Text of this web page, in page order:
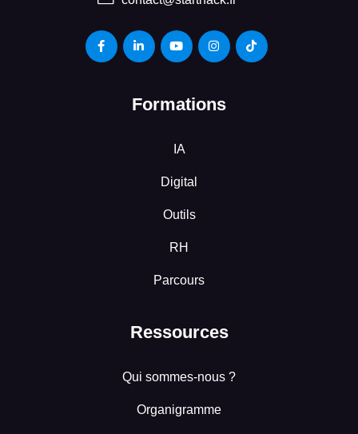
Formations
IA
Digital
Outils
RH
Parcours
Ressources
Qui sommes-nous ?
Organigramme